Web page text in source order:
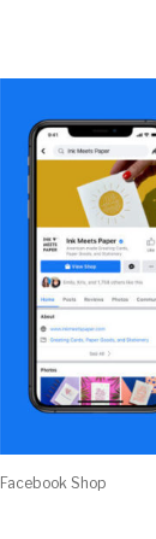
Facebook Shop